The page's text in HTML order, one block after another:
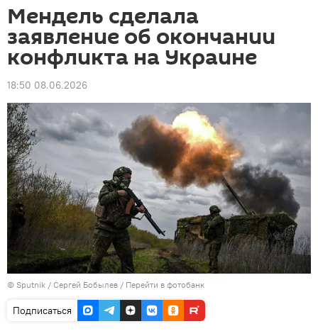
Мендель сделала
заявление об окончании
конфликта на Украине
18:50 08.06.2026
© Sputnik / Сергей Бобылев / Перейти в фотобанк
Подписаться